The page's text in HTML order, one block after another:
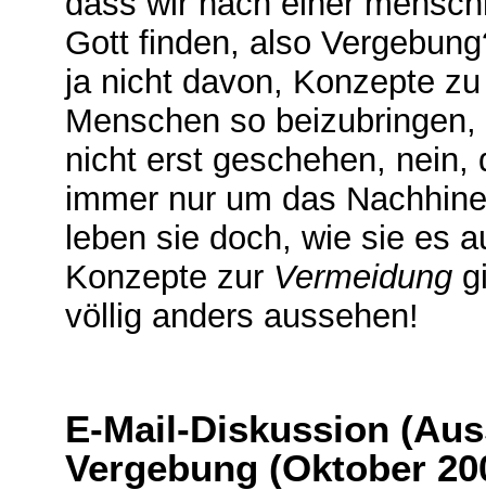
Gott finden, also
ja nicht davon, Konzepte
Menschen so
nicht erst geschehen,
immer nur um das
leben sie doch, wie sie es
Konzepte zur Vermeidung
völlig anders aussehen!
E-Mail-Diskussion
Vergebung (Oktober